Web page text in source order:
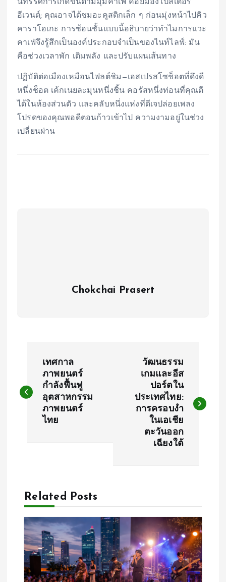
นิทรรศการเกิดขึ้นตามมุมคาเฟ่ คอยมองโปสเตอร์
อีเวนต์; คุณอาจได้ชมอะคูสติกเล็ก ๆ ก่อนมุ่งหน้าไปคิว
คาราโอเกะ การซ้อนชั้นแบบนี้อธิบายว่าทำไมการแวะ
คาเฟ่จึงรู้สึกเป็นองค์ประกอบจำเป็นของไนท์ไลฟ์: มัน
คือช่วงเวลาพัก เติมพลัง และปรับแผนเส้นทาง
ปฏิบัติต่อเมืองเหมือนไฟลต์ชิม—เอสเปรสโซช็อตที่ดึงดี
หนึ่งช็อต เค้กเนยละมุนหนึ่งชิ้น คอรัสหนึ่งท่อนที่คุณตี
ได้ในห้องส่วนตัว และคลับหนึ่งแห่งที่ดีเจปล่อยเพลง
โปรดของคุณพอดีตอนก้าวเข้าไป ความงามอยู่ในช่วง
เปลี่ยนผ่าน
Chokchai Prasert
s
v
g
a
เทศกาล
ภาพยนตร์
กำลังฟื้นฟู
อุตสาหกรรม
ภาพยนตร์
ไทย
วัฒนธรรม
เกมและอีส
ปอร์ตใน
ประเทศไทย:
การครอบงำ
ในเอเชีย
ตะวันออก
เฉียงใต้
Related Posts